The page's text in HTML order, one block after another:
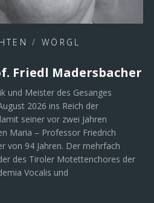
/WÖRGL
Friedl Madersbacher
und Meister des Gesanges
2026 ins Reich der
seiner vor zwei Jahren
Maria – Professor Friedrich
von 94 Jahren. Der mehrfach
des Tiroler Motettenchores der
Vocalis und